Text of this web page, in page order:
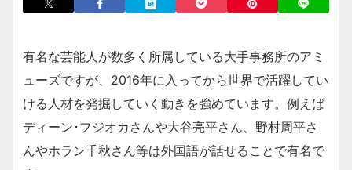
有名な芸能人が数多く所属している大手事務所のアミ
ューズですが、2016年に入ってから世界で活躍してい
ける人材を発掘していく動きを強めています。例えば
ディーン･フジオカさんや大谷亮平さん、野村周平さ
んやホラン千秋さん等は外国語が話せることで有名で